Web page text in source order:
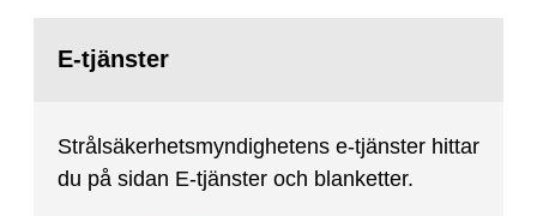
sida:E-tjänster
Strålsäkerhetsmyndighetens e-tjänster hittar
du på sidan E-tjänster och blanketter.